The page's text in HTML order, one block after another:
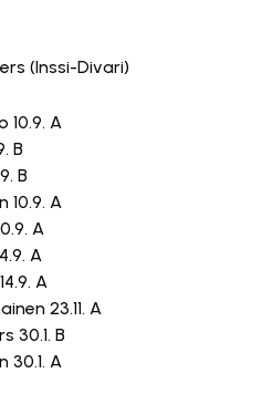
(Inssi-Divari)
10.9. A
B
B
10.9. A
A
A
A
23.11. A
30.1. B
30.1. A